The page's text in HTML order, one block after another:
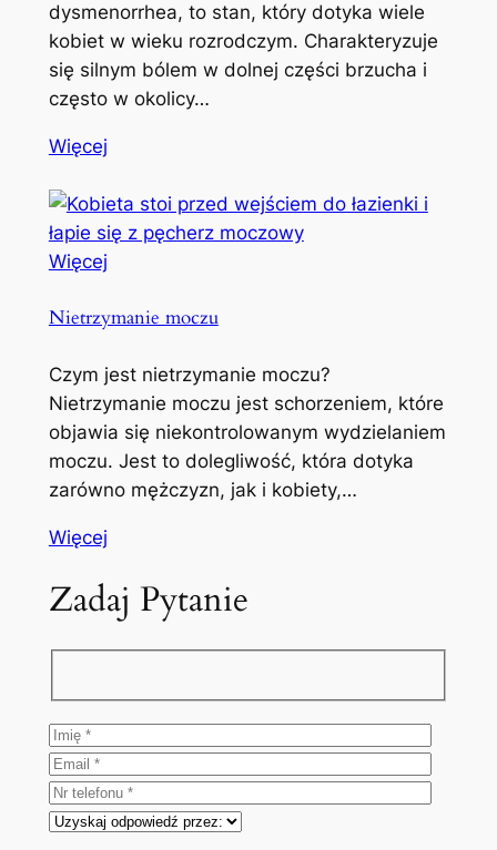
dysmenorrhea, to stan, który dotyka wiele
kobiet w wieku rozrodczym. Charakteryzuje
się silnym bólem w dolnej części brzucha i
często w okolicy…
Więcej
Więcej
Nietrzymanie moczu
Czym jest nietrzymanie moczu?
Nietrzymanie moczu jest schorzeniem, które
objawia się niekontrolowanym wydzielaniem
moczu. Jest to dolegliwość, która dotyka
zarówno mężczyzn, jak i kobiety,…
Więcej
Zadaj Pytanie